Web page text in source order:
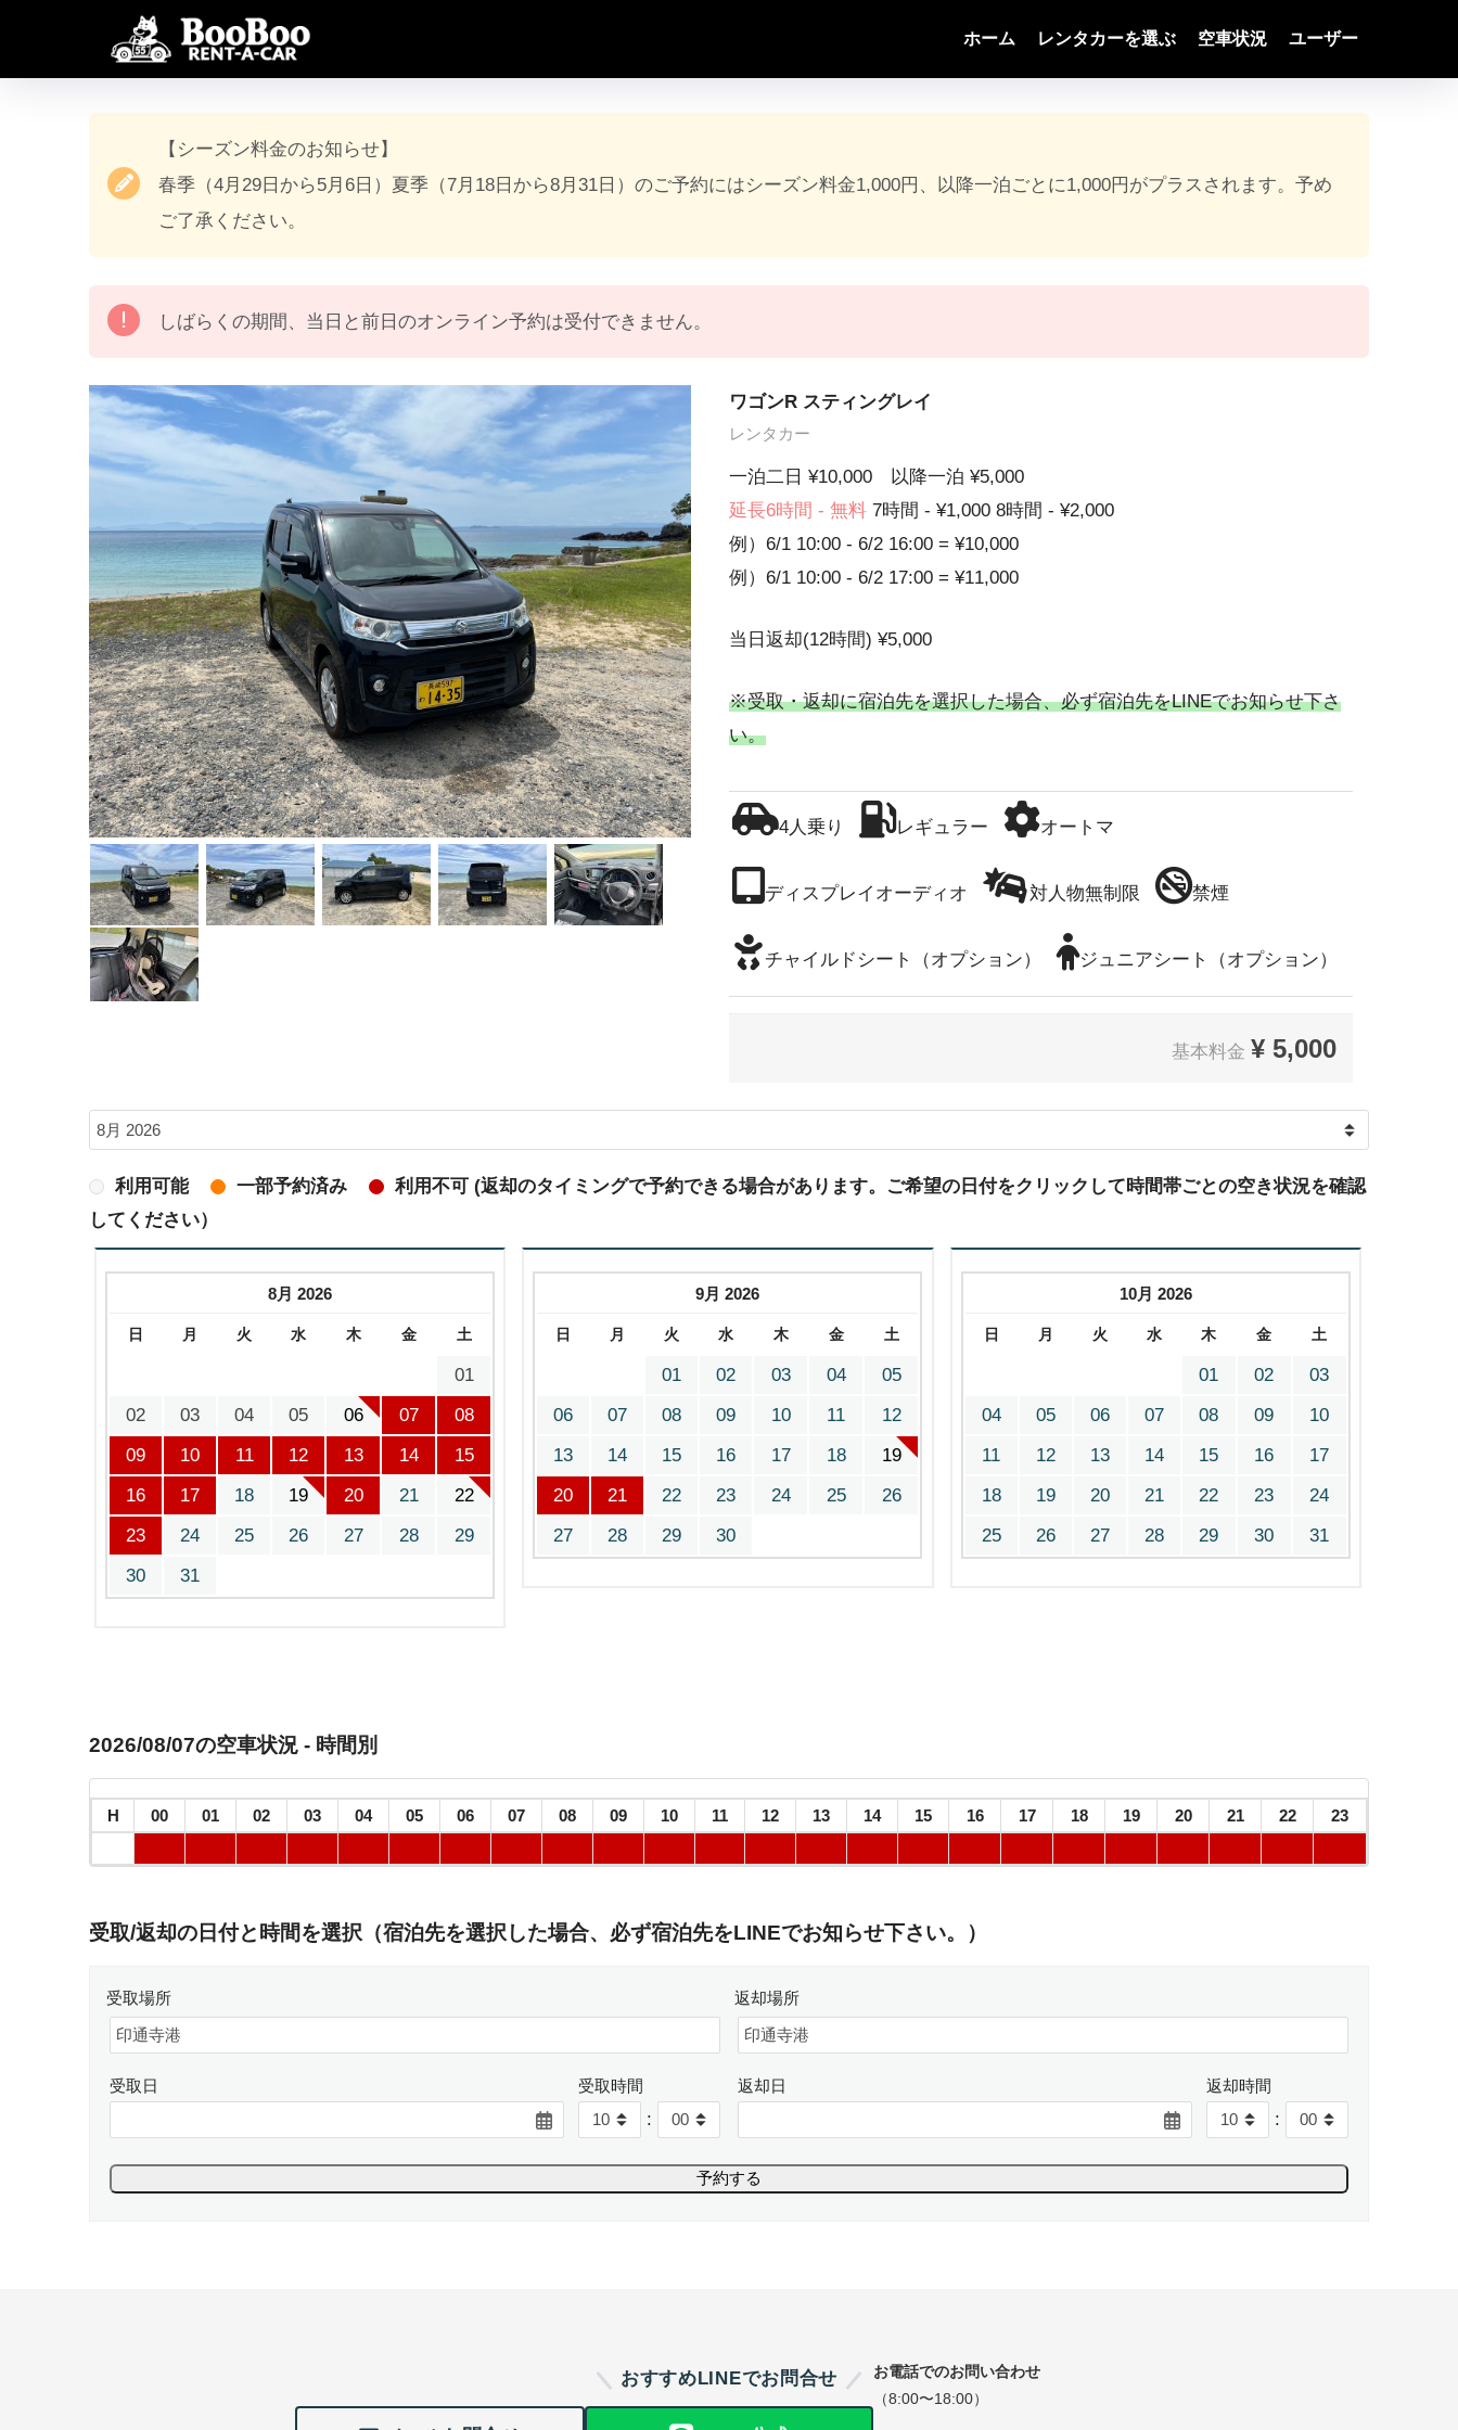
ホーム レンタカーを選ぶ 空車状況 ユーザー
【シーズン料金のお知らせ】
春季（4月29日から5月6日）夏季（7月18日から8月31日）のご予約にはシーズン料金1,000円、以降一泊ごとに1,000円がプラスされます。予め
ご了承ください。
しばらくの期間、当日と前日のオンライン予約は受付できません。
ワゴンR スティングレイ
レンタカー
一泊二日 ¥10,000 以降一泊 ¥5,000
延長6時間 - 無料 7時間 - ¥1,000 8時間 - ¥2,000
例）6/1 10:00 - 6/2 16:00 = ¥10,000
例）6/1 10:00 - 6/2 17:00 = ¥11,000
当日返却(12時間) ¥5,000
※受取・返却に宿泊先を選択した場合、必ず宿泊先をLINEでお知らせ下さ
い。
4人乗り レギュラー オートマ
ディスプレイオーディオ 対人物無制限 禁煙
チャイルドシート（オプション） ジュニアシート（オプション）
基本料金 ¥ 5,000
利用可能 一部予約済み
利用不可 (返却のタイミングで予約できる場合があります。ご希望の日付をクリックして時間帯ごとの空き状況を確認
してください）
8月 2026
日 月 火 水 木 金 土
01
02
03 04 05 06 07
08
09
10 11 12 13 14
15
16
17 18 19 20 21
22
23
24 25 26 27 28
29
30
31
9月 2026
日 月 火 水 木 金 土
01 02 03 04
05
06
07 08 09 10 11
12
13
14 15 16 17 18
19
20
21 22 23 24 25
26
27
28 29 30
10月 2026
日 月 火 水 木 金 土
01 02
03
04
05 06 07 08 09
10
11
12 13 14 15 16
17
18
19 20 21 22 23
24
25
26 27 28 29 30 31
2026/08/07の空車状況 - 時間別
H 00 01 02 03 04 05 06 07 08 09 10 11 12 13 14 15 16 17 18 19 20 21 22 23
受取/返却の日付と時間を選択（宿泊先を選択した場合、必ず宿泊先をLINEでお知らせ下さい。）
受取場所 返却場所
受取日 受取時間
:
返却日 返却時間
:
おすすめLINEでお問合せ
お電話でのお問い合わせ
（8:00〜18:00）